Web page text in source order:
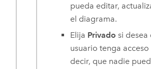
pueda editar,
el diagrama.
Elija Privado si
usuario tenga
decir, que nadie